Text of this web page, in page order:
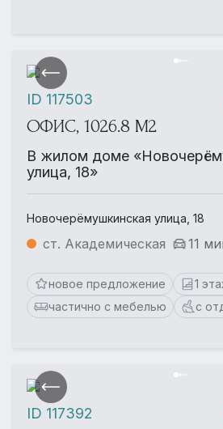
ОФИС, 1026.8 М2
В жилом доме
улица, 18»
Новочерёмушкинская улица, 18
ст. Академическая 11
новое предложение 1
частично с мебелью
с
ID 117503
ID 117392